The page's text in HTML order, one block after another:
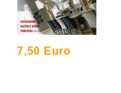
7,50 Euro